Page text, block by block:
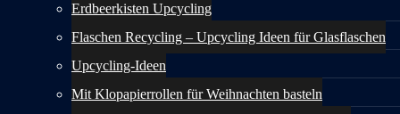
Erdbeerkisten Upcycling
Flaschen Recycling – Upcycling Ideen für Glasflaschen
Upcycling-Ideen
Mit Klopapierrollen für Weihnachten basteln